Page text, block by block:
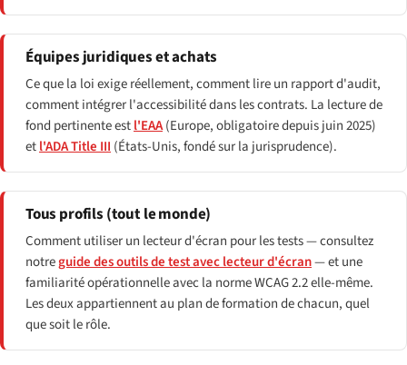
Équipes juridiques et achats
Ce que la loi exige réellement, comment lire un rapport d'audit,
comment intégrer l'accessibilité dans les contrats. La lecture de
fond pertinente estl'EAA(Europe, obligatoire depuis juin 2025)
etl'ADA Title III (États-Unis, fondé sur la jurisprudence).
Tous profils (tout le monde)
Comment utiliser un lecteur d'écran pour les tests — consultez
notreguide des outils de test avec lecteur d'écran— et une
familiarité opérationnelle avec la norme WCAG 2.2 elle-même.
Les deux appartiennent au plan de formation de chacun, quel
que soit le rôle.